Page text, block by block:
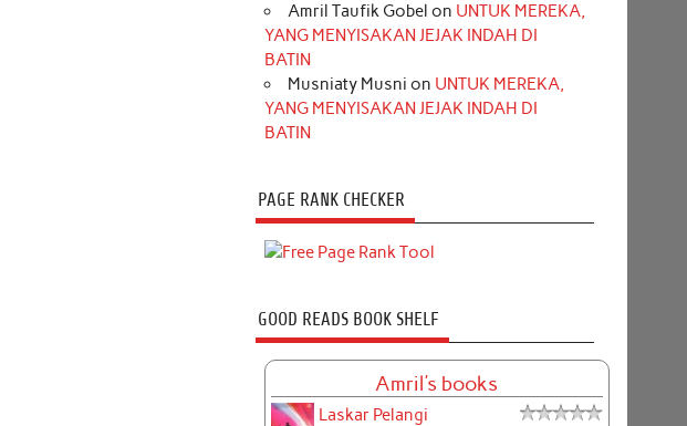
Amril Taufik Gobel on UNTUK MEREKA,
YANG MENYISAKAN JEJAK INDAH DI
BATIN
Musniaty Musni on UNTUK MEREKA,
YANG MENYISAKAN JEJAK INDAH DI
BATIN
PAGE RANK CHECKER
GOOD READS BOOK SHELF
Amril's books
Laskar Pelangi